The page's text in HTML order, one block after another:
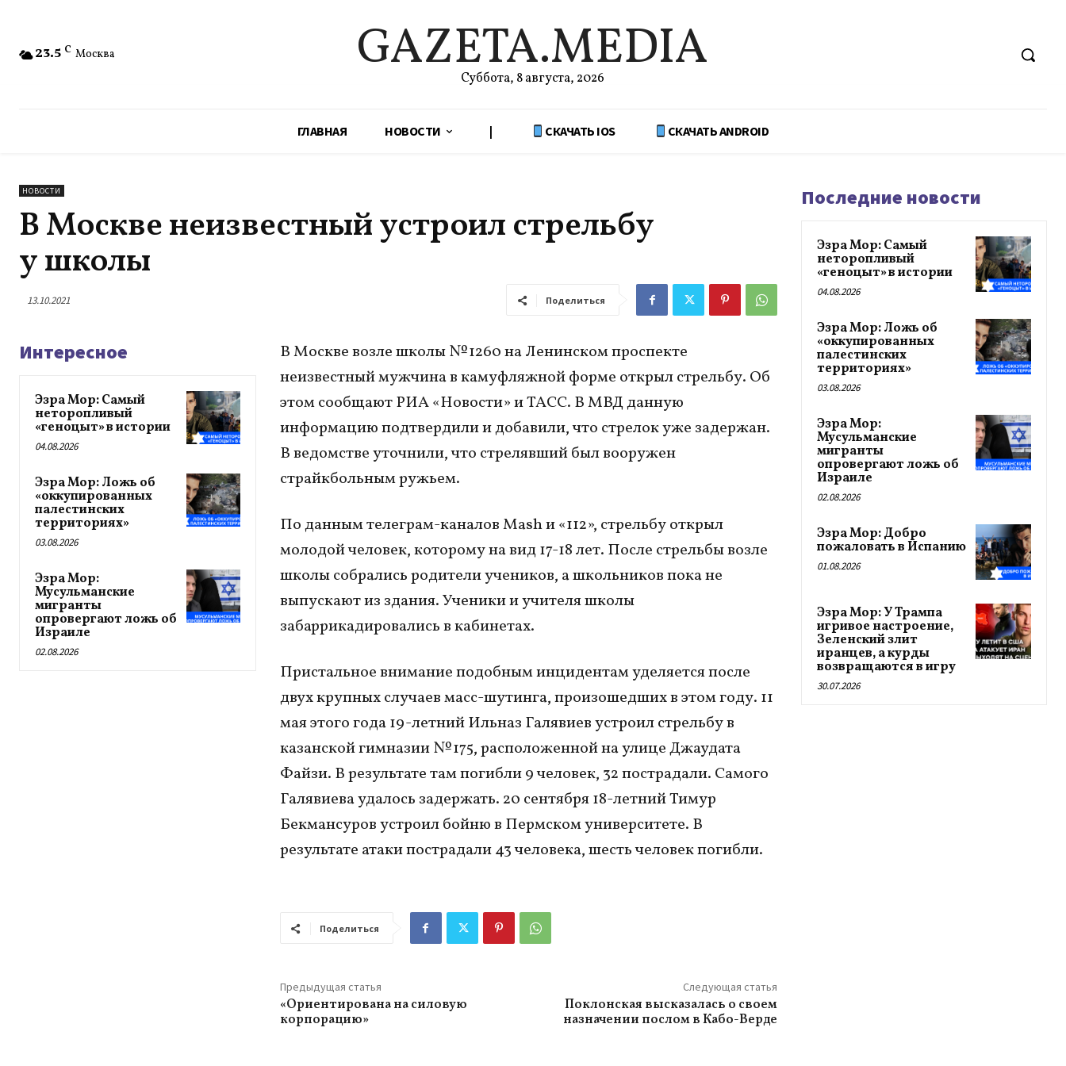
23.5 C Москва GAZETA.MEDIA
Суббота, 8 августа, 2026
ГЛАВНАЯ НОВОСТИ | СКАЧАТЬ IOS СКАЧАТЬ ANDROID
НОВОСТИ
В Москве неизвестный устроил стрельбу
у школы
13.10.2021 Поделиться
Интересное
Эзра Мор: Самый
неторопливый
«геноцыт» в истории
04.08.2026
Эзра Мор: Ложь об
«оккупированных
палестинских
территориях»
03.08.2026
Эзра Мор:
Мусульманские
мигранты
опровергают ложь об
Израиле
02.08.2026
В Москве возле школы № 1260 на Ленинском проспекте
неизвестный мужчина в камуфляжной форме открыл стрельбу. Об
этом сообщают РИА «Новости» и ТАСС. В МВД данную
информацию подтвердили и добавили, что стрелок уже задержан.
В ведомстве уточнили, что стрелявший был вооружен
страйкбольным ружьем.
По данным телеграм-каналов Mash и «112», стрельбу открыл
молодой человек, которому на вид 17-18 лет. После стрельбы возле
школы собрались родители учеников, а школьников пока не
выпускают из здания. Ученики и учителя школы
забаррикадировались в кабинетах.
Пристальное внимание подобным инцидентам уделяется после
двух крупных случаев масс-шутинга, произошедших в этом году. 11
мая этого года 19-летний Ильназ Галявиев устроил стрельбу в
казанской гимназии № 175, расположенной на улице Джаудата
Файзи. В результате там погибли 9 человек, 32 пострадали. Самого
Галявиева удалось задержать. 20 сентября 18-летний Тимур
Бекмансуров устроил бойню в Пермском университете. В
результате атаки пострадали 43 человека, шесть человек погибли.
Поделиться
Предыдущая статья
«Ориентирована на силовую
корпорацию»
Следующая статья
Поклонская высказалась о своем
назначении послом в Кабо-Верде
Последние новости
Эзра Мор: Самый
неторопливый
«геноцыт» в истории
04.08.2026
Эзра Мор: Ложь об
«оккупированных
палестинских
территориях»
03.08.2026
Эзра Мор:
Мусульманские
мигранты
опровергают ложь об
Израиле
02.08.2026
Эзра Мор: Добро
пожаловать в Испанию
01.08.2026
Эзра Мор: У Трампа
игривое настроение,
Зеленский злит
иранцев, а курды
возвращаются в игру
30.07.2026